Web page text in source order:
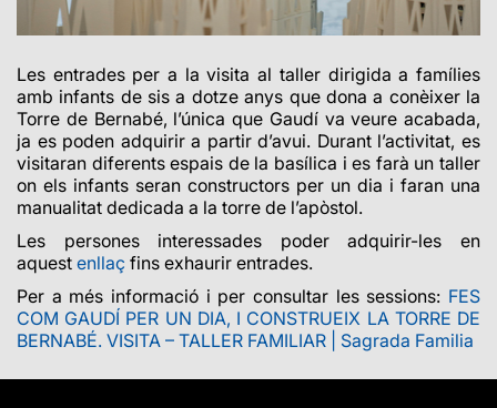
Les entrades per a la visita al taller dirigida a famílies
amb infants de sis a dotze anys que dona a conèixer la
Torre de Bernabé, l’única que Gaudí va veure acabada,
ja es poden adquirir a partir d’avui. Durant l’activitat, es
visitaran diferents espais de la basílica i es farà un taller
on els infants seran constructors per un dia i faran una
manualitat dedicada a la torre de l’apòstol.
Les persones interessades poder adquirir-les en
aquest enllaç fins exhaurir entrades.
Per a més informació i per consultar les sessions: FES
COM GAUDÍ PER UN DIA, I CONSTRUEIX LA TORRE DE
BERNABÉ. VISITA – TALLER FAMILIAR | Sagrada Familia